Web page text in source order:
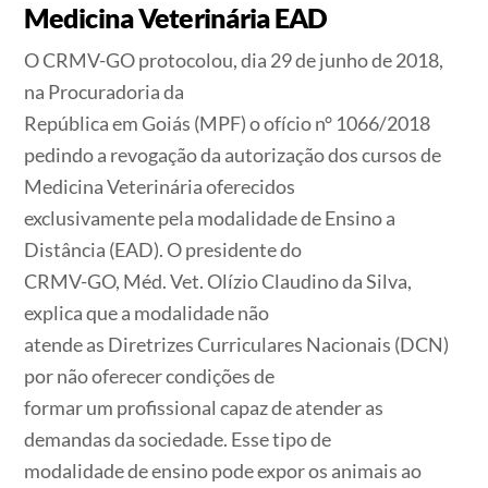
Medicina Veterinária EAD
O CRMV-GO protocolou, dia 29 de junho de 2018,
na Procuradoria da
República em Goiás (MPF) o ofício n° 1066/2018
pedindo a revogação da autorização dos cursos de
Medicina Veterinária oferecidos
exclusivamente pela modalidade de Ensino a
Distância (EAD). O presidente do
CRMV-GO, Méd. Vet. Olízio Claudino da Silva,
explica que a modalidade não
atende as Diretrizes Curriculares Nacionais (DCN)
por não oferecer condições de
formar um profissional capaz de atender as
demandas da sociedade. Esse tipo de
modalidade de ensino pode expor os animais ao